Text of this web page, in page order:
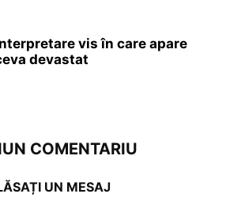
vis în care apare
devastat
COMENTARIU
UN MESAJ